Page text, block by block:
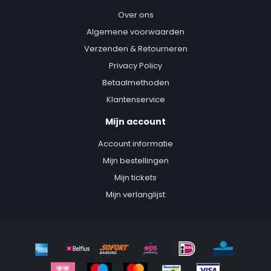
Over ons
Algemene voorwaarden
Verzenden & Retourneren
Privacy Policy
Betaalmethoden
Klantenservice
Mijn account
Account informatie
Mijn bestellingen
Mijn tickets
Mijn verlanglijst